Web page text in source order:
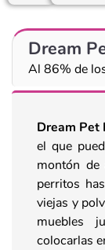
Dream
Al 86% de
Dream Pet
el que
montón de
perritos
viejas y
muebles
colocarlas